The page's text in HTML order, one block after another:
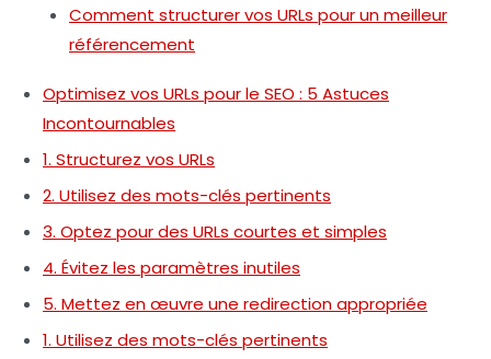
Comment structurer vos URLs pour un meilleur
référencement
Optimisez vos URLs pour le SEO : 5 Astuces
Incontournables
1. Structurez vos URLs
2. Utilisez des mots-clés pertinents
3. Optez pour des URLs courtes et simples
4. Évitez les paramètres inutiles
5. Mettez en œuvre une redirection appropriée
1. Utilisez des mots-clés pertinents